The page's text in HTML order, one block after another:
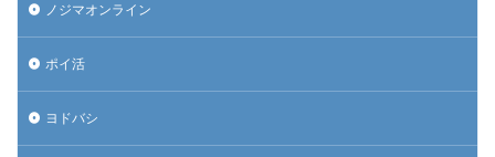
ノジマオンライン
ポイ活
ヨドバシ